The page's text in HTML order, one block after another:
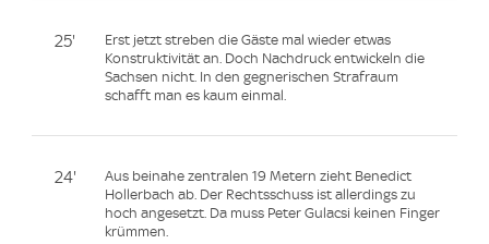
25'
Erst jetzt streben die Gäste mal wieder etwas
Konstruktivität an. Doch Nachdruck entwickeln die
Sachsen nicht. In den gegnerischen Strafraum
schafft man es kaum einmal.
24'
Aus beinahe zentralen 19 Metern zieht Benedict
Hollerbach ab. Der Rechtsschuss ist allerdings zu
hoch angesetzt. Da muss Peter Gulacsi keinen Finger
krümmen.